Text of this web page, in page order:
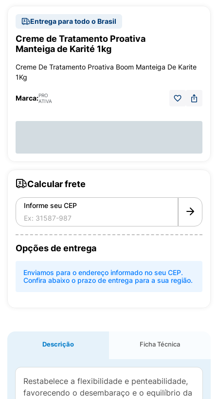
Entrega para todo o Brasil
Creme de Tratamento Proativa
Manteiga de Karité 1kg
Creme De Tratamento Proativa Boom Manteiga De Karite
1Kg
Marca:PRO
ATIVA
Calcular frete
Informe seu CEP
Opções de entrega
Enviamos para o endereço informado no seu CEP.
Confira abaixo o prazo de entrega para a sua região.
Descrição Ficha Técnica
Restabelece a flexibilidade e penteabilidade,
favorecendo o desembaraço e o equilíbrio da